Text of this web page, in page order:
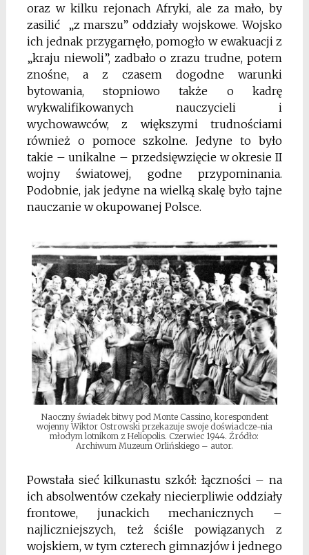
oraz w kilku rejonach Afryki, ale za mało, by
zasilić „z marszu” oddziały wojskowe. Wojsko
ich jednak przygarnęło, pomogło w ewakuacji z
„kraju niewoli”, zadbało o zrazu trudne, potem
znośne, a z czasem dogodne warunki
bytowania, stopniowo także o kadrę
wykwalifikowanych nauczycieli i
wychowawców, z większymi trudnościami
również o pomoce szkolne. Jedyne to było
takie – unikalne – przedsięwzięcie w okresie II
wojny światowej, godne przypominania.
Podobnie, jak jedyne na wielką skalę było tajne
nauczanie w okupowanej Polsce.
Naoczny świadek bitwy pod Monte Cassino, korespondent
wojenny Wiktor Ostrowski przekazuje swoje doświadcze-nia
młodym lotnikom z Heliopolis. Czerwiec 1944. Źródło:
Archiwum Muzeum Orlińskiego – autor.
Powstała sieć kilkunastu szkół: łączności – na
ich absolwentów czekały niecierpliwie oddziały
frontowe, junackich mechanicznych –
najliczniejszych, też ściśle powiązanych z
wojskiem, w tym czterech gimnazjów i jednego